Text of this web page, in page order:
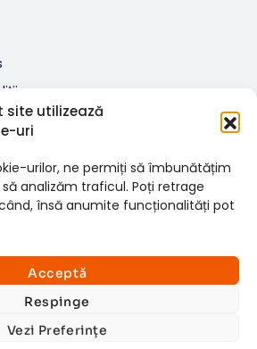
site utilizează
uri
urilor, ne permiți să îmbunătățim
analizăm traficul. Poți retrage
însă anumite funcționalități pot
Acceptă
Respinge
Vezi Preferințe
www.t-web.ro
×
si investigații
Află detalii